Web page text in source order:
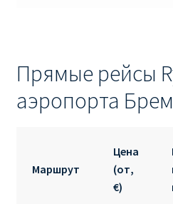
Прямые рейсы
аэропорта
Маршрут
Цена
(от,
€)